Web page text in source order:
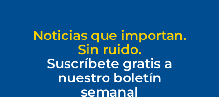
Noticias que importan.
Sin ruido.
Suscríbete gratis a
nuestro boletín
semanal